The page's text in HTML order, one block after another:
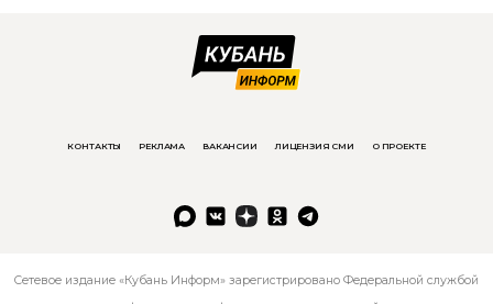
КОНТАКТЫ РЕКЛАМА ВАКАНСИИ ЛИЦЕНЗИЯ СМИ О ПРОЕКТЕ
Сетевое издание «Кубань Информ» зарегистрировано Федеральной службой